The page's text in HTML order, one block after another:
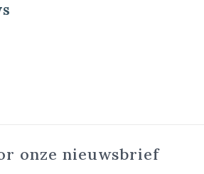
onze nieuwsbrief